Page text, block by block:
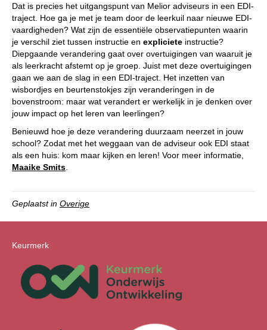
Dat is precies het uitgangspunt van Melior adviseurs in een EDI-
traject. Hoe ga je met je team door de leerkuil naar nieuwe EDI-
vaardigheden? Wat zijn de essentiële observatiepunten waarin
je verschil ziet tussen instructie en expliciete instructie?
Diepgaande verandering gaat over overtuigingen van waaruit je
als leerkracht afstemt op je groep. Juist met deze overtuigingen
gaan we aan de slag in een EDI-traject. Het inzetten van
wisbordjes en beurtenstokjes zijn veranderingen in de
bovenstroom: maar wat verandert er werkelijk in je denken over
jouw impact op het leren van leerlingen?
Benieuwd hoe je deze verandering duurzaam neerzet in jouw
school? Zodat met het weggaan van de adviseur ook EDI staat
als een huis: kom maar kijken en leren! Voor meer informatie,
Maaike Smits
Geplaatst in Overige
Keurmerk